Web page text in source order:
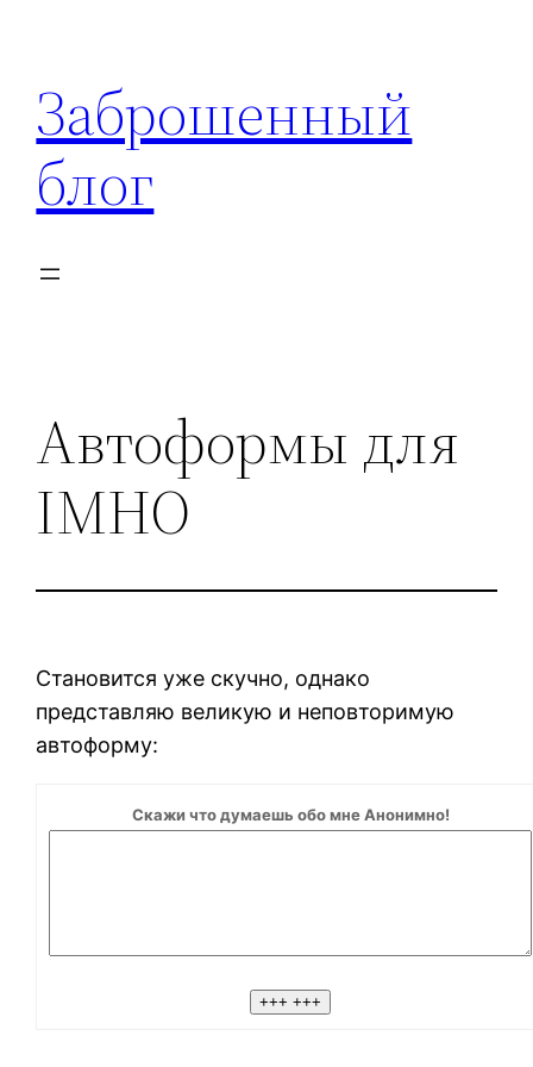
содержимому
Заброшенный
блог
Автоформы для
IMHO
Становится уже скучно, однако
представляю великую и неповторимую
автоформу:
Скажи что думаешь обо мне Анонимно!